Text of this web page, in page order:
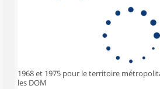
1968 et 1975 pour le territoire
les DOM